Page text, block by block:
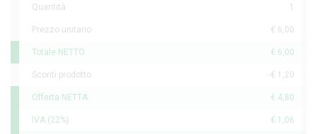
Quantità 1
Prezzo unitario € 6,00
Totale NETTO € 6,00
Sconti prodotto -€ 1,20
Offerta NETTA € 4,80
IVA (22%) € 1,06